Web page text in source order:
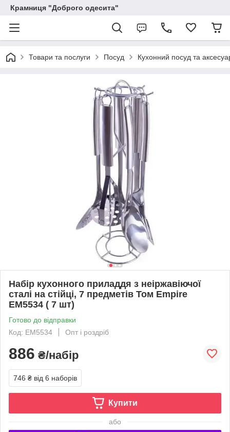
Крамниця "Доброго одесита"
Товари та послуги Посуд Кухонний посуд та
Набір кухонного приладдя з неіржавіючої
сталі на стійці, 7 предметів Том Empire
EM5534 ( 7 шт)
Готово до відправки
Код: EM5534
Опт і роздріб
886 ₴/набір
746 ₴ від 6 наборів
Купити
або